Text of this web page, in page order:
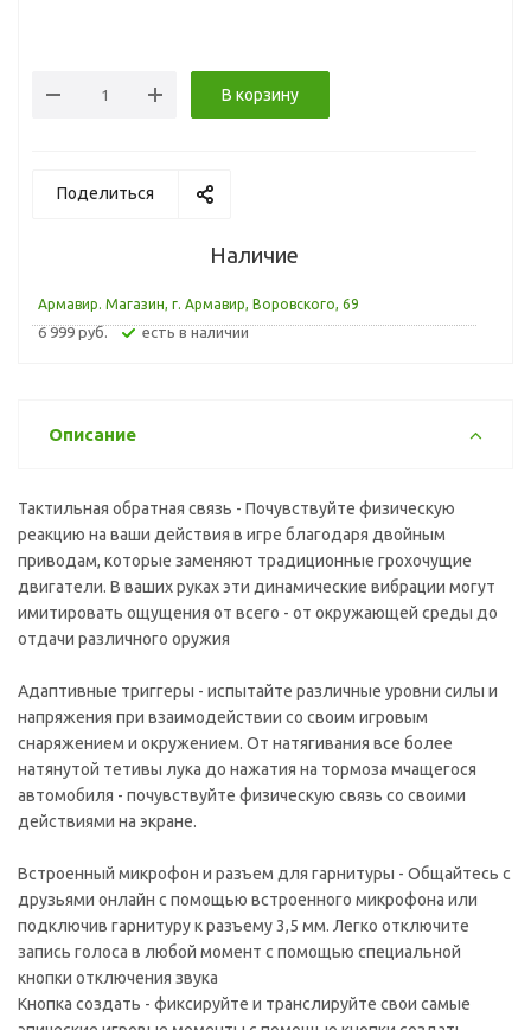
В корзину
Поделиться
Наличие
Армавир. Магазин, г. Армавир, Воровского, 69
6 999 руб. Есть в наличии
Описание
Тактильная обратная связь - Почувствуйте физическую
реакцию на ваши действия в игре благодаря двойным
приводам, которые заменяют традиционные грохочущие
двигатели. В ваших руках эти динамические вибрации могут
имитировать ощущения от всего - от окружающей среды до
отдачи различного оружия
Адаптивные триггеры - испытайте различные уровни силы и
напряжения при взаимодействии со своим игровым
снаряжением и окружением. От натягивания все более
натянутой тетивы лука до нажатия на тормоза мчащегося
автомобиля - почувствуйте физическую связь со своими
действиями на экране.
Встроенный микрофон и разъем для гарнитуры - Общайтесь с
друзьями онлайн с помощью встроенного микрофона или
подключив гарнитуру к разъему 3,5 мм. Легко отключите
запись голоса в любой момент с помощью специальной
кнопки отключения звука
Кнопка создать - фиксируйте и транслируйте свои самые